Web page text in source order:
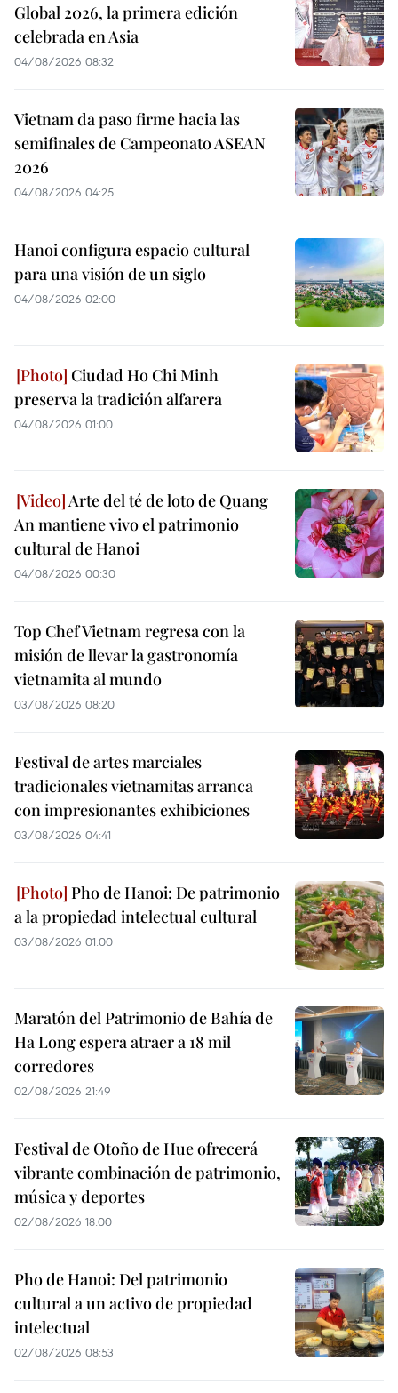
Global 2026, la primera edición
celebrada en Asia
04/08/2026 08:32
Vietnam da paso firme hacia las
semifinales de Campeonato ASEAN
2026
04/08/2026 04:25
Hanoi configura espacio cultural
para una visión de un siglo
04/08/2026 02:00
Ciudad Ho Chi Minh
preserva la tradición alfarera
04/08/2026 01:00
Arte del té de loto de Quang
An mantiene vivo el patrimonio
cultural de Hanoi
04/08/2026 00:30
Top Chef Vietnam regresa con la
misión de llevar la gastronomía
vietnamita al mundo
03/08/2026 08:20
Festival de artes marciales
tradicionales vietnamitas arranca
con impresionantes exhibiciones
03/08/2026 04:41
Pho de Hanoi: De patrimonio
a la propiedad intelectual cultural
03/08/2026 01:00
Maratón del Patrimonio de Bahía de
Ha Long espera atraer a 18 mil
corredores
02/08/2026 21:49
Festival de Otoño de Hue ofrecerá
vibrante combinación de patrimonio,
música y deportes
02/08/2026 18:00
Pho de Hanoi: Del patrimonio
cultural a un activo de propiedad
intelectual
02/08/2026 08:53